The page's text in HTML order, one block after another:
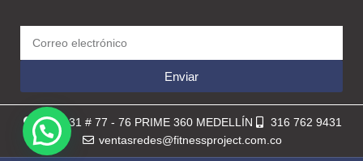
Enviar
Calle 31 # 77 - 76 PRIME 360 MEDELLÍN
316 762 9431
ventasredes@fitnessproject.com.co